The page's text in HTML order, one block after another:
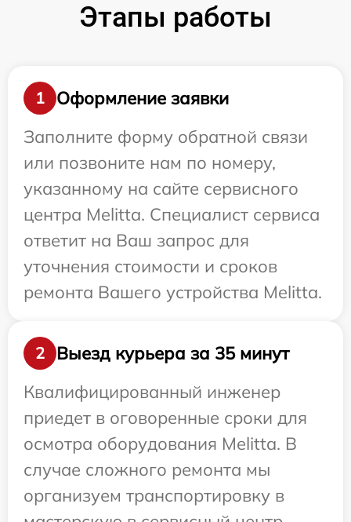
Этапы работы
1
Оформление заявки
Заполните форму обратной связи
или позвоните нам по номеру,
указанному на сайте сервисного
центра Melitta. Специалист сервиса
ответит на Ваш запрос для
уточнения стоимости и сроков
ремонта Вашего устройства Melitta.
2
Выезд курьера за 35 минут
Квалифицированный инженер
приедет в оговоренные сроки для
осмотра оборудования Melitta. В
случае сложного ремонта мы
организуем транспортировку в